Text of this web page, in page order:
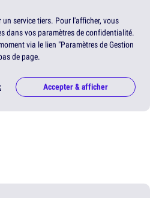
service tiers. Pour l'afficher, vous
dans vos paramètres de confidentialité.
via le lien "Paramètres de Gestion
de page.
Accepter & afficher